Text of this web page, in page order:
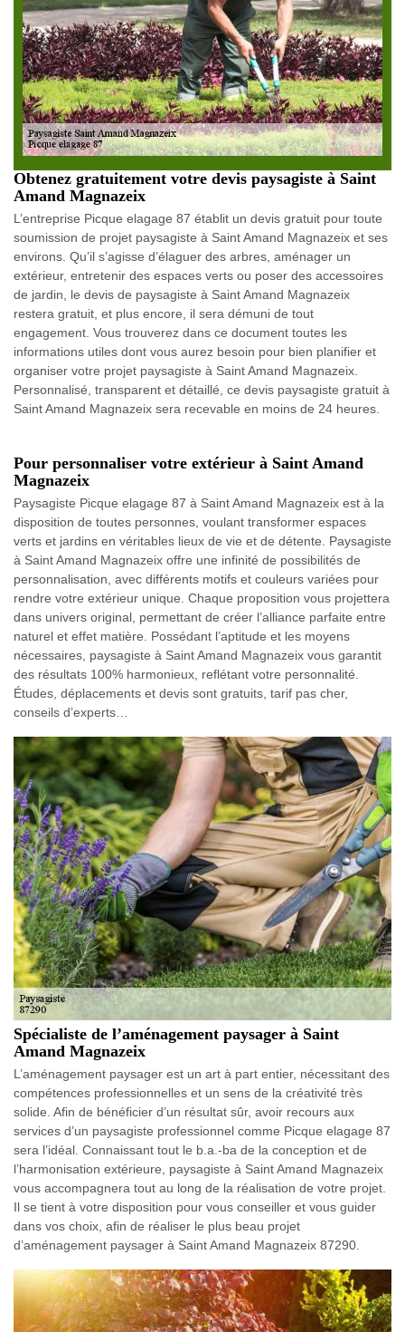
Obtenez gratuitement votre devis paysagiste à Saint
Amand Magnazeix
L’entreprise Picque elagage 87 établit un devis gratuit pour toute
soumission de projet paysagiste à Saint Amand Magnazeix et ses
environs. Qu’il s’agisse d’élaguer des arbres, aménager un
extérieur, entretenir des espaces verts ou poser des accessoires
de jardin, le devis de paysagiste à Saint Amand Magnazeix
restera gratuit, et plus encore, il sera démuni de tout
engagement. Vous trouverez dans ce document toutes les
informations utiles dont vous aurez besoin pour bien planifier et
organiser votre projet paysagiste à Saint Amand Magnazeix.
Personnalisé, transparent et détaillé, ce devis paysagiste gratuit à
Saint Amand Magnazeix sera recevable en moins de 24 heures.
Pour personnaliser votre extérieur à Saint Amand
Magnazeix
Paysagiste Picque elagage 87 à Saint Amand Magnazeix est à la
disposition de toutes personnes, voulant transformer espaces
verts et jardins en véritables lieux de vie et de détente. Paysagiste
à Saint Amand Magnazeix offre une infinité de possibilités de
personnalisation, avec différents motifs et couleurs variées pour
rendre votre extérieur unique. Chaque proposition vous projettera
dans univers original, permettant de créer l’alliance parfaite entre
naturel et effet matière. Possédant l’aptitude et les moyens
nécessaires, paysagiste à Saint Amand Magnazeix vous garantit
des résultats 100% harmonieux, reflétant votre personnalité.
Études, déplacements et devis sont gratuits, tarif pas cher,
conseils d’experts…
Spécialiste de l’aménagement paysager à Saint
Amand Magnazeix
L’aménagement paysager est un art à part entier, nécessitant des
compétences professionnelles et un sens de la créativité très
solide. Afin de bénéficier d’un résultat sûr, avoir recours aux
services d’un paysagiste professionnel comme Picque elagage 87
sera l’idéal. Connaissant tout le b.a.-ba de la conception et de
l’harmonisation extérieure, paysagiste à Saint Amand Magnazeix
vous accompagnera tout au long de la réalisation de votre projet.
Il se tient à votre disposition pour vous conseiller et vous guider
dans vos choix, afin de réaliser le plus beau projet
d’aménagement paysager à Saint Amand Magnazeix 87290.